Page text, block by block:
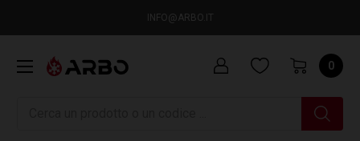
INFO@ARBO.IT
0